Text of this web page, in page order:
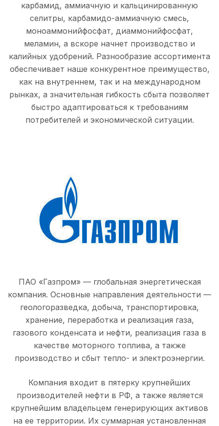
карбамид, аммиачную и кальцинированную
селитры, карбамидо-аммиачную смесь,
моноаммонийфосфат, диаммонийфосфат,
меламин, а вскоре начнет производство и
калийных удобрений. Разнообразие ассортимента
обеспечивает наше конкурентное преимущество,
как на внутреннем, так и на международном
рынках, а значительная гибкость сбыта позволяет
быстро адаптироваться к требованиям
потребителей и экономической ситуации.
ПАО «Газпром» — глобальная энергетическая
компания. Основные направления деятельности —
геологоразведка, добыча, транспортировка,
хранение, переработка и реализация газа,
газового конденсата и нефти, реализация газа в
качестве моторного топлива, а также
производство и сбыт тепло- и электроэнергии.
Компания входит в пятерку крупнейших
производителей нефти в РФ, а также является
крупнейшим владельцем генерирующих активов
на ее территории. Их суммарная установленная